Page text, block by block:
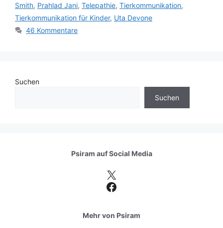
Smith, Prahlad Jani, Telepathie, Tierkommunikation,
Tierkommunikation für Kinder, Uta Devone
46 Kommentare
Suchen
Suchen
Psiram aufSocial Media
X
Facebook
Mehr von Psiram